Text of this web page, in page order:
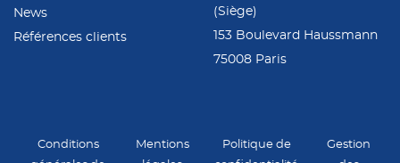
News
Références clients
(Siège)
153 Boulevard Haussmann
75008 Paris
Conditions
Mentions
Politique de
Gestion